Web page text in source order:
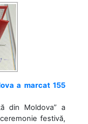
a marcat 155
din Moldova” a
festivă,